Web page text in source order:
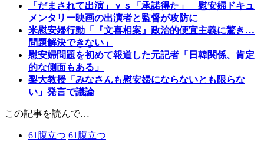
「だまされて出演」ｖｓ「承諾得た」 慰安婦ドキュ
メンタリー映画の出演者と監督が攻防に
米慰安婦行動「『文喜相案』政治的便宜主義に驚き…
問題解決できない」
慰安婦問題を初めて報道した元記者「日韓関係、肯定
的な側面もある」
梨大教授「みなさんも慰安婦にならないとも限らな
い」発言で議論
この記事を読んで…
61 腹立つ 61 腹立つ